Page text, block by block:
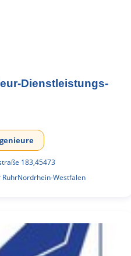
Dienstleistungs-
183,45473
RuhrNordrhein-Westfalen